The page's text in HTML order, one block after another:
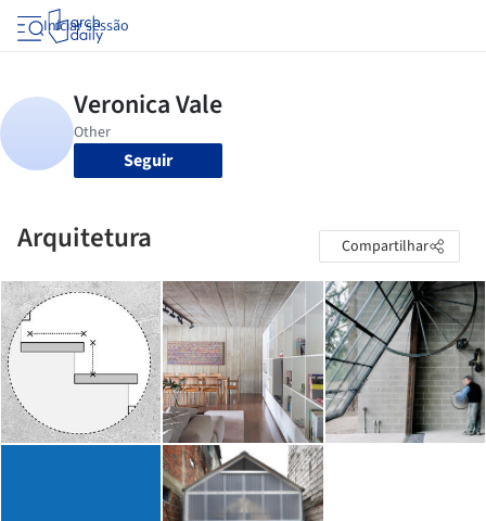
Iniciar sessão
Seguir
Arquitetura Compartilhar